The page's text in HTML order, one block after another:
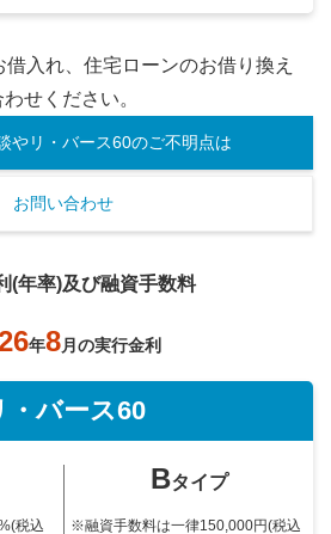
入れ、住宅ローンのお借り換え
せください。
やリ・バース60のご不明点は
お問い合わせ
(年率)及び融資手数料
年8月の実行金利
・バース60
税込
Bタイプ
※融資手数料は一律150,000円(税込